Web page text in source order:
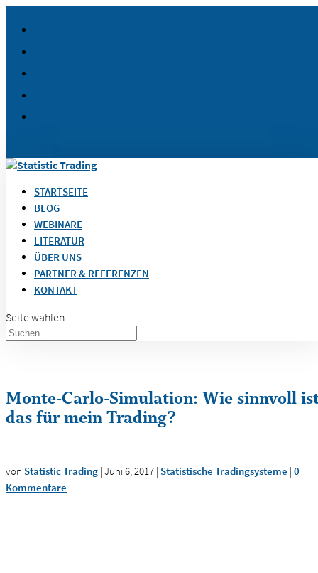
STARTSEITE
BLOG
WEBINARE
LITERATUR
ÜBER UNS
PARTNER & REFERENZEN
KONTAKT
Seite wählen
Monte-Carlo-Simulation: Wie sinnvoll
das für mein Trading?
von Statistic Trading | Juni 6, 2017 | Statistische Tradingsysteme | 0
Kommentare